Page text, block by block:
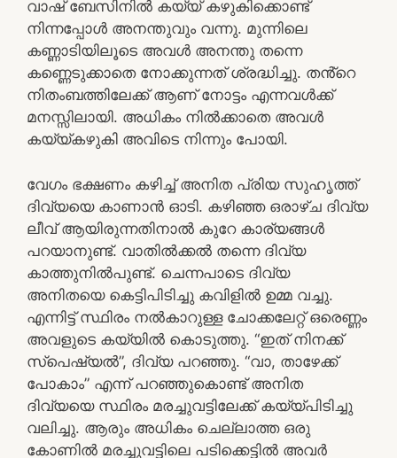
വാഷ് ബേസിനിൽ കയ്യ് കഴുകിക്കൊണ്ട്
നിന്നപ്പോൾ അനന്തുവും വന്നു. മുന്നിലെ
കണ്ണാടിയിലൂടെ അവൾ അനന്തു തന്നെ
കണ്ണെടുക്കാതെ നോക്കുന്നത് ശ്രദ്ധിച്ചു. തൻ്റെ
നിതംബത്തിലേക്ക് ആണ് നോട്ടം എന്നവൾക്ക്
മനസ്സിലായി. അധികം നിൽക്കാതെ അവൾ
കയ്യ്കഴുകി അവിടെ നിന്നും പോയി.
വേഗം ഭക്ഷണം കഴിച്ച് അനിത പ്രിയ സുഹൃത്ത്
ദിവ്യയെ കാണാൻ ഓടി. കഴിഞ്ഞ ഒരാഴ്ച ദിവ്യ
ലീവ് ആയിരുന്നതിനാൽ കുറേ കാര്യങ്ങൾ
പറയാനുണ്ട്. വാതിൽക്കൽ തന്നെ ദിവ്യ
കാത്തുനിൽപുണ്ട്. ചെന്നപാടെ ദിവ്യ
അനിതയെ കെട്ടിപിടിച്ചു കവിളിൽ ഉമ്മ വച്ചു.
എന്നിട്ട് സ്ഥിരം നൽകാറുള്ള ചോക്കലേറ്റ് ഒരെണ്ണം
അവളുടെ കയ്യിൽ കൊടുത്തു. “ഇത് നിനക്ക്
സ്പെഷ്യൽ”, ദിവ്യ പറഞ്ഞു. “വാ, താഴേക്ക്
പോകാം” എന്ന് പറഞ്ഞുകൊണ്ട് അനിത
ദിവ്യയെ സ്ഥിരം മരച്ചുവട്ടിലേക്ക് കയ്യ്പിടിച്ചു
വലിച്ചു. ആരും അധികം ചെല്ലാത്ത ഒരു
കോണിൽ മരച്ചുവട്ടിലെ പടിക്കെട്ടിൽ അവർ